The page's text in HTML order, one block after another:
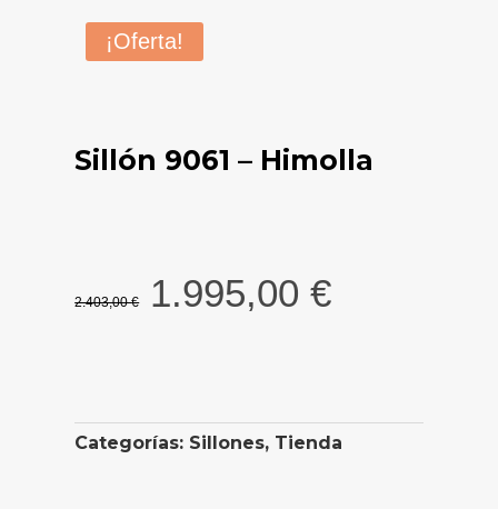
¡Oferta!
Sillón 9061 – Himolla
2.403,00€ El
precio
1.995,00€El
precio
Categorías: Sillones, Tienda